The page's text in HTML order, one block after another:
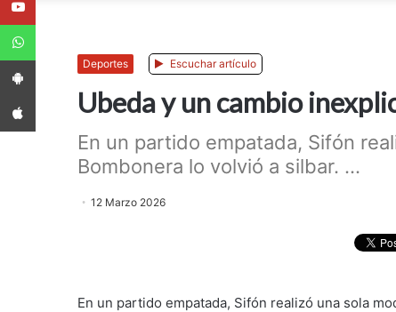
Deportes Escuchar artículo
Ubeda y un cambio
En un partido empatada, Sifón
Bombonera lo volvió a silbar. ...
12 Marzo 2026
En un partido empatada, Sifón realizó una sola
App Android